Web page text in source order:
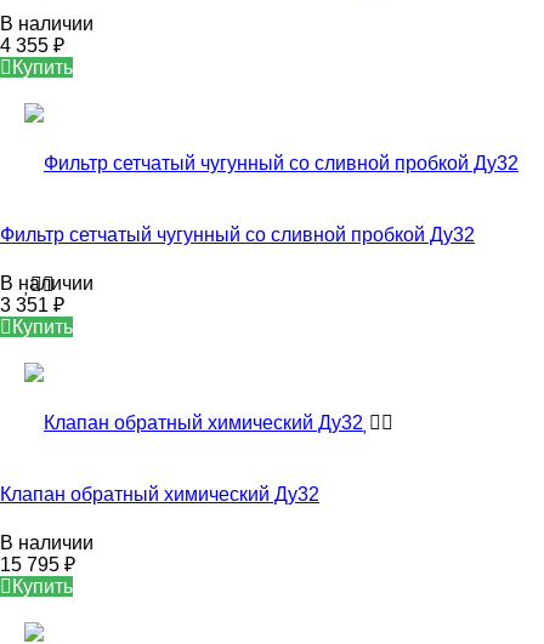
В наличии
4 355 ₽
Купить
Фильтр сетчатый чугунный со сливной пробкой Ду32
В наличии
3 351 ₽
Купить
Клапан обратный химический Ду32
В наличии
15 795 ₽
Купить